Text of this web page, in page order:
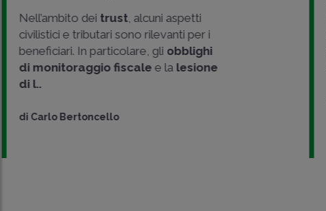
CONDIVIDI
Nell’ambito dei trust, alcuni aspetti
civilistici e tributari sono rilevanti per i
beneficiari. In particolare, gli obblighi
di monitoraggio fiscalee la lesione
di l..
di Carlo Bertoncello